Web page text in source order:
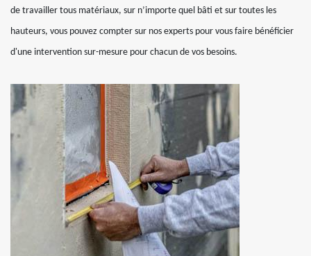
de travailler tous matériaux, sur n’importe quel bâti et sur toutes les
hauteurs, vous pouvez compter sur nos experts pour vous faire bénéficier
d'une intervention sur-mesure pour chacun de vos besoins.